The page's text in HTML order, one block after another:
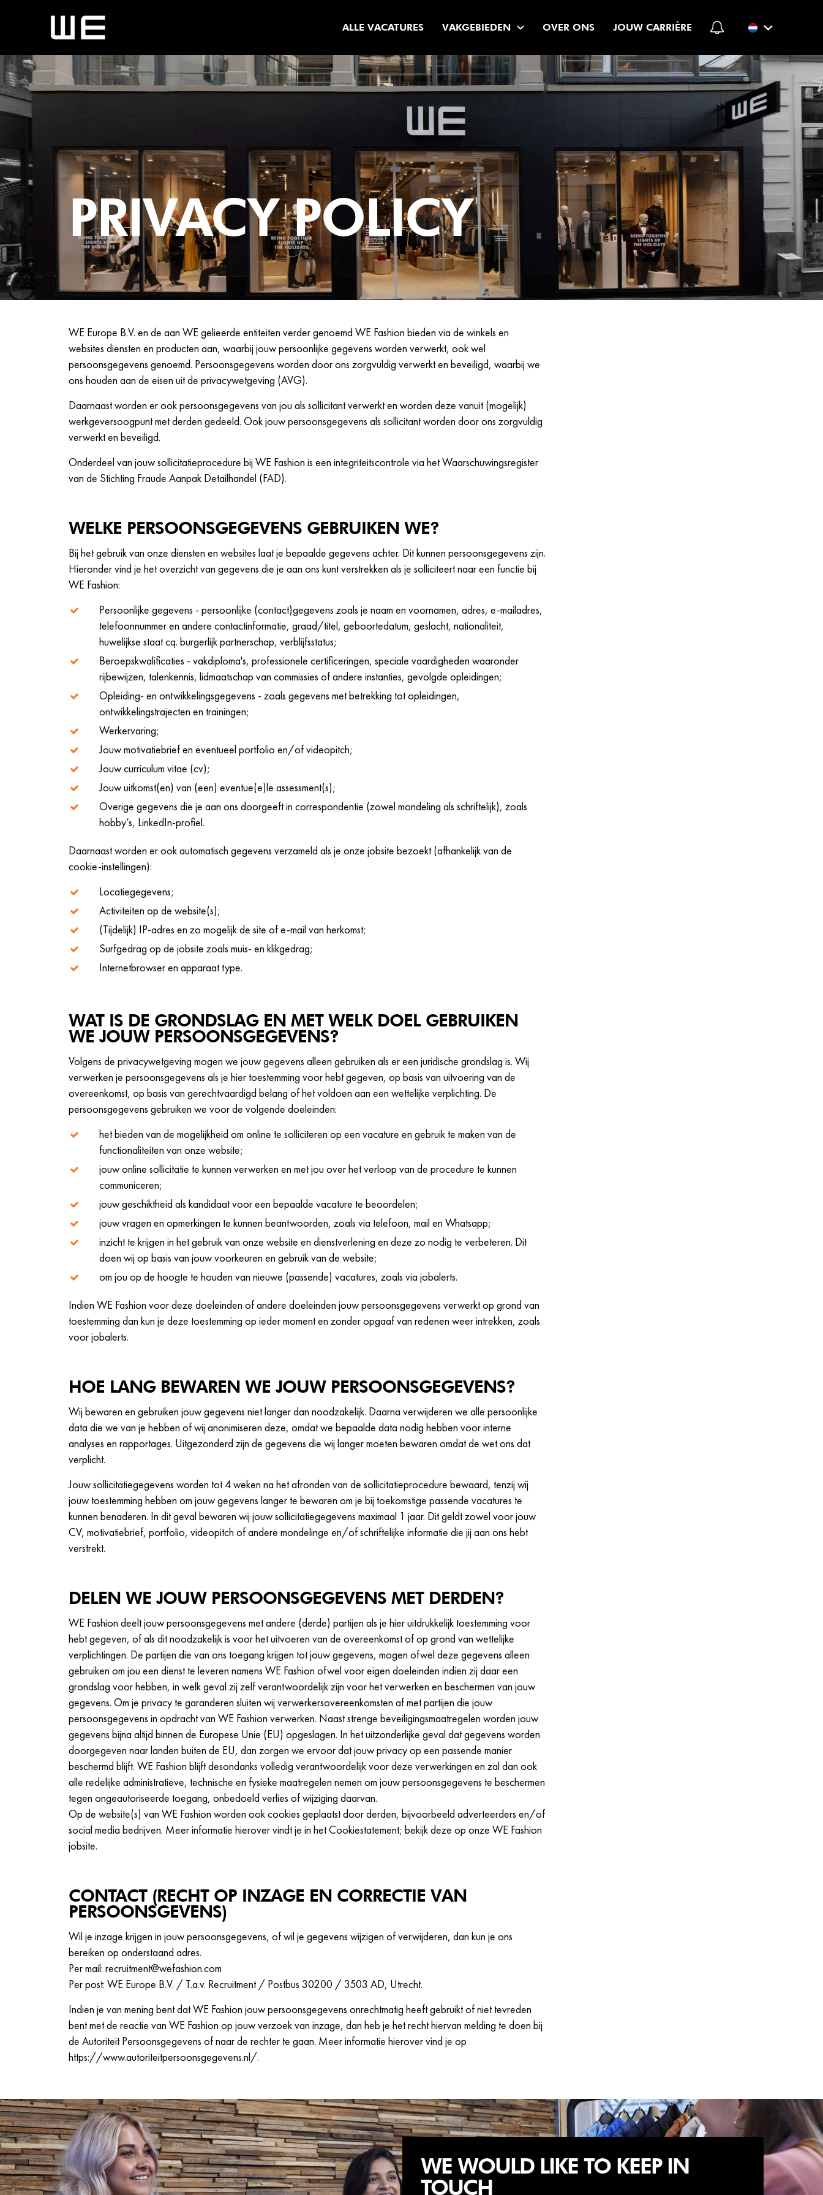
ALLE VACATURES VAKGEBIEDEN OVER ONS JOUW CARRIÈRE
PRIVACY POLICY
WE Europe B.V. en de aan WE gelieerde entiteiten verder genoemd WE Fashion bieden via de winkels en
websites diensten en producten aan, waarbij jouw persoonlijke gegevens worden verwerkt, ook wel
persoonsgegevens genoemd. Persoonsgegevens worden door ons zorgvuldig verwerkt en beveiligd, waarbij we
ons houden aan de eisen uit de privacywetgeving (AVG).
Daarnaast worden er ook persoonsgegevens van jou als sollicitant verwerkt en worden deze vanuit (mogelijk)
werkgeversoogpunt met derden gedeeld. Ook jouw persoonsgegevens als sollicitant worden door ons zorgvuldig
verwerkt en beveiligd.
Onderdeel van jouw sollicitatieprocedure bij WE Fashion is een integriteitscontrole via het Waarschuwingsregister
van de Stichting Fraude Aanpak Detailhandel (FAD).
WELKE PERSOONSGEGEVENS GEBRUIKEN WE?
Bij het gebruik van onze diensten en websites laat je bepaalde gegevens achter. Dit kunnen persoonsgegevens zijn.
Hieronder vind je het overzicht van gegevens die je aan ons kunt verstrekken als je solliciteert naar een functie bij
WE Fashion:
Persoonlijke gegevens - persoonlijke (contact)gegevens zoals je naam en voornamen, adres, e-mailadres,
telefoonnummer en andere contactinformatie, graad/titel, geboortedatum, geslacht, nationaliteit,
huwelijkse staat cq. burgerlijk partnerschap, verblijfsstatus;
Beroepskwalificaties - vakdiploma's, professionele certificeringen, speciale vaardigheden waaronder
rijbewijzen, talenkennis, lidmaatschap van commissies of andere instanties, gevolgde opleidingen;
Opleiding- en ontwikkelingsgegevens - zoals gegevens met betrekking tot opleidingen,
ontwikkelingstrajecten en trainingen;
Werkervaring;
Jouw motivatiebrief en eventueel portfolio en/of videopitch;
Jouw curriculum vitae (cv);
Jouw uitkomst(en) van (een) eventue(e)le assessment(s);
Overige gegevens die je aan ons doorgeeft in correspondentie (zowel mondeling als schriftelijk), zoals
hobby’s, LinkedIn-profiel.
Daarnaast worden er ook automatisch gegevens verzameld als je onze jobsite bezoekt (afhankelijk van de
cookie-instellingen):
Locatiegegevens;
Activiteiten op de website(s);
(Tijdelijk) IP-adres en zo mogelijk de site of e-mail van herkomst;
Surfgedrag op de jobsite zoals muis- en klikgedrag;
Internetbrowser en apparaat type.
WAT IS DE GRONDSLAG EN MET WELK DOEL GEBRUIKEN
WE JOUW PERSOONSGEGEVENS?
Volgens de privacywetgeving mogen we jouw gegevens alleen gebruiken als er een juridische grondslag is. Wij
verwerken je persoonsgegevens als je hier toestemming voor hebt gegeven, op basis van uitvoering van de
overeenkomst, op basis van gerechtvaardigd belang of het voldoen aan een wettelijke verplichting. De
persoonsgegevens gebruiken we voor de volgende doeleinden:
het bieden van de mogelijkheid om online te solliciteren op een vacature en gebruik te maken van de
functionaliteiten van onze website;
jouw online sollicitatie te kunnen verwerken en met jou over het verloop van de procedure te kunnen
communiceren;
jouw geschiktheid als kandidaat voor een bepaalde vacature te beoordelen;
jouw vragen en opmerkingen te kunnen beantwoorden, zoals via telefoon, mail en Whatsapp;
inzicht te krijgen in het gebruik van onze website en dienstverlening en deze zo nodig te verbeteren. Dit
doen wij op basis van jouw voorkeuren en gebruik van de website;
om jou op de hoogte te houden van nieuwe (passende) vacatures, zoals via jobalerts.
Indien WE Fashion voor deze doeleinden of andere doeleinden jouw persoonsgegevens verwerkt op grond van
toestemming dan kun je deze toestemming op ieder moment en zonder opgaaf van redenen weer intrekken, zoals
voor jobalerts.
HOE LANG BEWAREN WE JOUW PERSOONSGEGEVENS?
Wij bewaren en gebruiken jouw gegevens niet langer dan noodzakelijk. Daarna verwijderen we alle persoonlijke
data die we van je hebben of wij anonimiseren deze, omdat we bepaalde data nodig hebben voor interne
analyses en rapportages. Uitgezonderd zijn de gegevens die wij langer moeten bewaren omdat de wet ons dat
verplicht.
Jouw sollicitatiegegevens worden tot 4 weken na het afronden van de sollicitatieprocedure bewaard, tenzij wij
jouw toestemming hebben om jouw gegevens langer te bewaren om je bij toekomstige passende vacatures te
kunnen benaderen. In dit geval bewaren wij jouw sollicitatiegegevens maximaal 1 jaar. Dit geldt zowel voor jouw
CV, motivatiebrief, portfolio, videopitch of andere mondelinge en/of schriftelijke informatie die jij aan ons hebt
verstrekt.
DELEN WE JOUW PERSOONSGEGEVENS MET DERDEN?
WE Fashion deelt jouw persoonsgegevens met andere (derde) partijen als je hier uitdrukkelijk toestemming voor
hebt gegeven, of als dit noodzakelijk is voor het uitvoeren van de overeenkomst of op grond van wettelijke
verplichtingen. De partijen die van ons toegang krijgen tot jouw gegevens, mogen ofwel deze gegevens alleen
gebruiken om jou een dienst te leveren namens WE Fashion ofwel voor eigen doeleinden indien zij daar een
grondslag voor hebben, in welk geval zij zelf verantwoordelijk zijn voor het verwerken en beschermen van jouw
gegevens. Om je privacy te garanderen sluiten wij verwerkersovereenkomsten af met partijen die jouw
persoonsgegevens in opdracht van WE Fashion verwerken. Naast strenge beveiligingsmaatregelen worden jouw
gegevens bijna altijd binnen de Europese Unie (EU) opgeslagen. In het uitzonderlijke geval dat gegevens worden
doorgegeven naar landen buiten de EU, dan zorgen we ervoor dat jouw privacy op een passende manier
beschermd blijft. WE Fashion blijft desondanks volledig verantwoordelijk voor deze verwerkingen en zal dan ook
alle redelijke administratieve, technische en fysieke maatregelen nemen om jouw persoonsgegevens te beschermen
tegen ongeautoriseerde toegang, onbedoeld verlies of wijziging daarvan.
Op de website(s) van WE Fashion worden ook cookies geplaatst door derden, bijvoorbeeld adverteerders en/of
social media bedrijven. Meer informatie hierover vindt je in het Cookiestatement; bekijk deze op onze WE Fashion
jobsite.
CONTACT (RECHT OP INZAGE EN CORRECTIE VAN
PERSOONSGEVENS)
Wil je inzage krijgen in jouw persoonsgegevens, of wil je gegevens wijzigen of verwijderen, dan kun je ons
bereiken op onderstaand adres.
Per mail: recruitment@wefashion.com
Per post: WE Europe B.V. / T.a.v. Recruitment / Postbus 30200 / 3503 AD, Utrecht.
Indien je van mening bent dat WE Fashion jouw persoonsgegevens onrechtmatig heeft gebruikt of niet tevreden
bent met de reactie van WE Fashion op jouw verzoek van inzage, dan heb je het recht hiervan melding te doen bij
de Autoriteit Persoonsgegevens of naar de rechter te gaan. Meer informatie hierover vind je op
https://www.autoriteitpersoonsgegevens.nl/.
WE WOULD LIKE TO KEEP IN
TOUCH